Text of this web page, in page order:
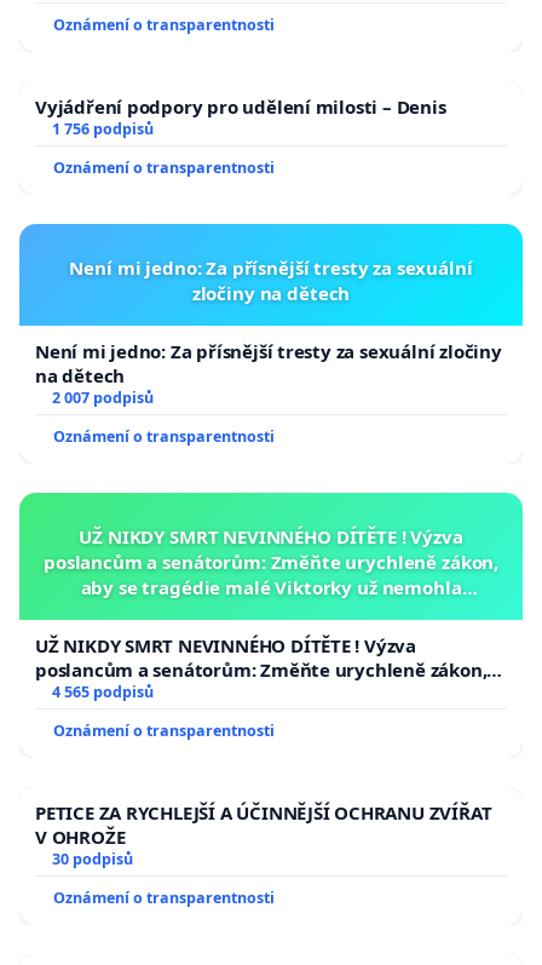
Oznámení o transparentnosti
Vyjádření podpory pro udělení milosti – Denis
1 756 podpisů
Oznámení o transparentnosti
Není mi jedno: Za přísnější tresty za sexuální
zločiny na dětech
Není mi jedno: Za přísnější tresty za sexuální zločiny
na dětech
2 007 podpisů
Oznámení o transparentnosti
UŽ NIKDY SMRT NEVINNÉHO DÍTĚTE ! Výzva
poslancům a senátorům: Změňte urychleně zákon,
aby se tragédie malé Viktorky už nemohla
UŽ NIKDY SMRT NEVINNÉHO DÍTĚTE ! Výzva
poslancům a senátorům: Změňte urychleně zákon,
aby se tragédie malé Viktorky už nemohla opakovat!
4 565 podpisů
Oznámení o transparentnosti
PETICE ZA RYCHLEJŠÍ A ÚČINNĚJŠÍ OCHRANU ZVÍŘAT
V OHROŽE
30 podpisů
Oznámení o transparentnosti